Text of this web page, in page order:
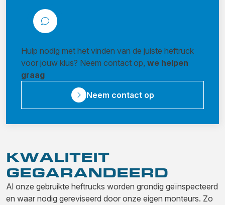
Hulp nodig met het vinden van de juiste heftruck
voor jouw klus? Neem contact op, we helpen
graag
Neem contact op
KWALITEIT
GEGARANDEERD
Al onze gebruikte heftrucks worden grondig geïnspecteerd
en waar nodig gereviseerd door onze eigen monteurs. Zo